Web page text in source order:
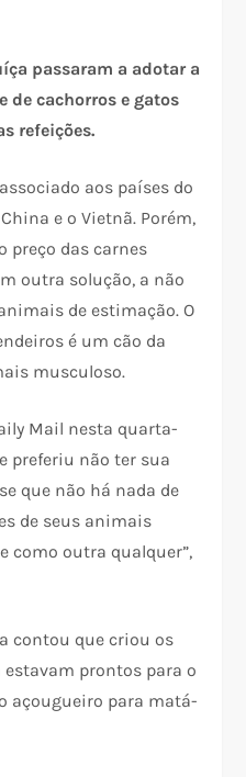
passaram a adotar a
de cachorros e gatos
refeições.
aos países do
e o Vietnã. Porém,
preço das carnes
outra solução, a não
de estimação. O
é um cão da
musculoso.
Mail nesta quarta-
preferiu não ter sua
que não há nada de
de seus animais
como outra qualquer”,
contou que criou os
prontos para o
açougueiro para matá-